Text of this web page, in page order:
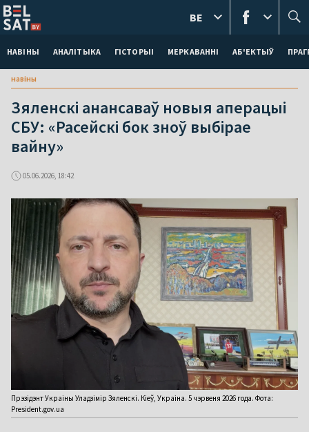
НАВІНЫ АНАЛІТЫКА ГІСТОРЫІ МЕРКАВАННI АБ'ЕКТЫЎ
BE
навіны
Зяленскі анансаваў новыя аперацыі
СБУ: «Расейскі бок зноў выбірае
вайну»
05.06.2026, 18:42
Прэзідэнт Украіны Уладзімір Зяленскі. Кіеў, Украіна. 5 чэрвеня 2026 года. Фота:
President.gov.ua